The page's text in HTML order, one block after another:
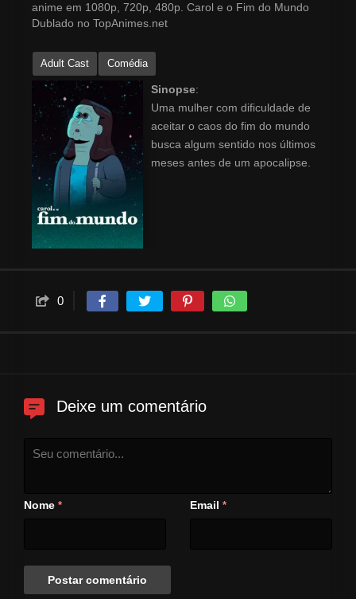
anime em 1080p, 720p, 480p. Carol e o Fim do Mundo
Dublado no TopAnimes.net
Adult Cast Comédia
Sinopse:
Uma mulher com dificuldade de
aceitar o caos do fim do mundo
busca algum sentido nos últimos
meses antes de um apocalipse.
0
Deixe um comentário
Nome * Email *